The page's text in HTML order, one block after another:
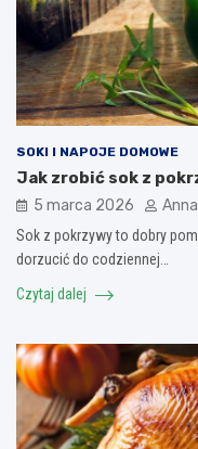
SOKI I NAPOJE DOMOWE
Jak zrobić sok z
5 marca 2026
Sok z pokrzywy to dobry
dorzucić do codziennej…
Czytaj dalej